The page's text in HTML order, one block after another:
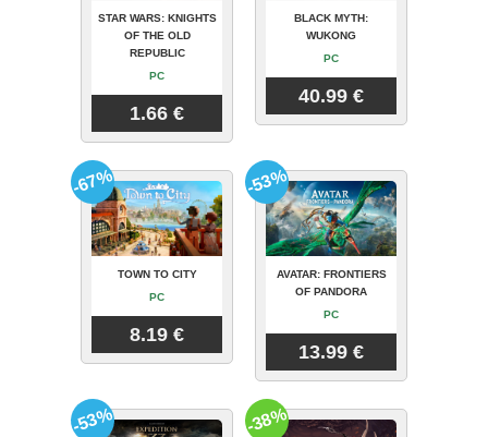
STAR WARS: KNIGHTS
OF THE OLD
REPUBLIC
PC
1.66 €
BLACK MYTH:
WUKONG
PC
40.99 €
TOWN TO CITY
PC
8.19 €
-67%
AVATAR: FRONTIERS
OF PANDORA
PC
13.99 €
-53%
-53% -38%